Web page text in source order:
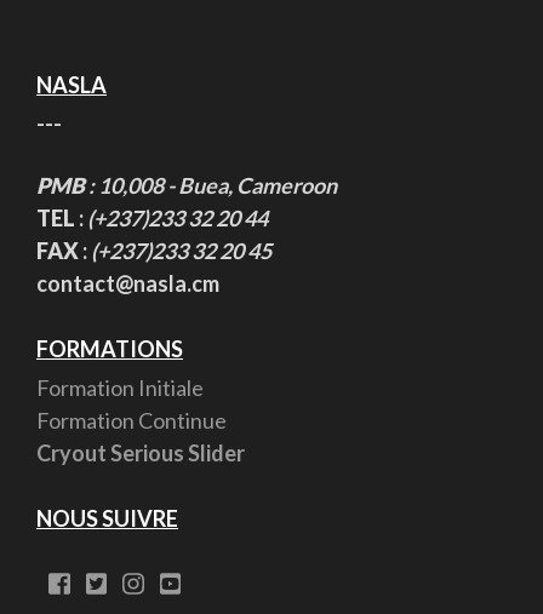
NASLA
---
PMB: 10,008 - Buea, Cameroon
TEL : (+237)233 32 20 44
FAX: (+237)233 32 20 45
contact@nasla.cm
FORMATIONS
Formation Initiale
Formation Continue
Cryout Serious Slider
NOUS SUIVRE